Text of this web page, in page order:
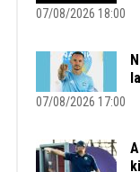
07/08/2026 18:00
07/08/2026 17:00